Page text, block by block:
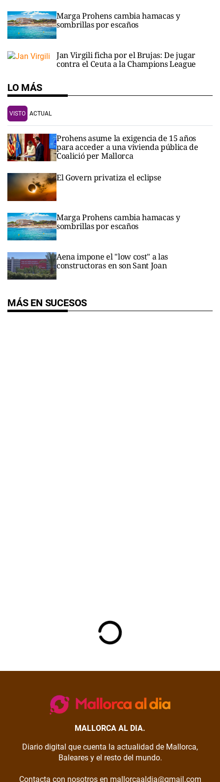
Marga Prohens cambia hamacas y
sombrillas por escaños
Jan Virgili ficha por el Brujas: De jugar
contra el Ceuta a la Champions League
LO MÁS
VISTO ACTUAL
Prohens asume la exigencia de 15 años
para acceder a una vivienda pública de
Coalició per Mallorca
El Govern privatiza el eclipse
Marga Prohens cambia hamacas y
sombrillas por escaños
Aena impone el "low cost" a las
constructoras en son Sant Joan
MÁS EN SUCESOS
MALLORCA AL DIA.
Diario digital que cuenta la actualidad de Mallorca,
Baleares y el resto del mundo.
Contacta con nosotros en mallorcaaldia@gmail.com